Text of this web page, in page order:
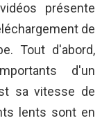
présente
de
Tout d'abord,
d'un
sa vitesse de
lents sont en